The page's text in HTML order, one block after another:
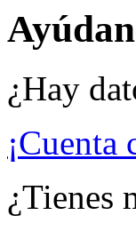
¿Hay
¡Cuenta
¿Tienes